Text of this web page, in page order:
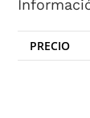
PRECIO